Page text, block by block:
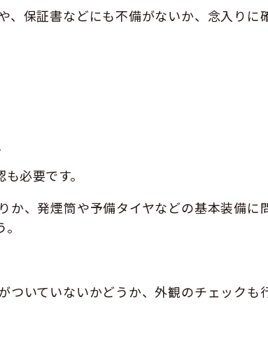
、保証書などにも不備がないか、念入りに
必要です。
か、発煙筒や予備タイヤなどの基本装備に
ついていないかどうか、外観のチェックも